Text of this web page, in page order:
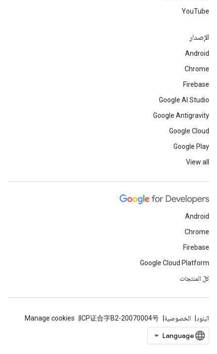
YouTube
الإصدار
Android
Chrome
Firebase
Google AI Studio
Google Antigravity
Google Cloud
Google Play
View all
Android
Chrome
Firebase
Google Cloud Platform
كلّ المنتجات
البنود الخصوصية ICP证合字B2-20070004号
Manage cookies